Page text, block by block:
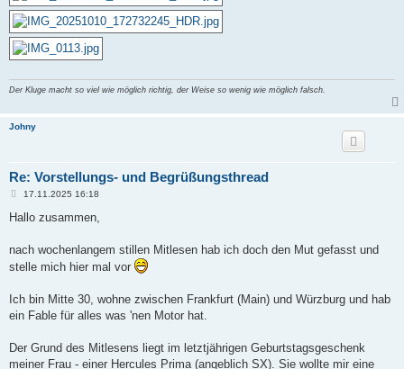
Der Kluge macht so viel wie möglich richtig, der Weise so wenig wie möglich falsch.
Johny
Re: Vorstellungs- und Begrüßungsthread
B
i
a
17.11.2025 16:18
Hallo zusammen,
nach wochenlangem stillen Mitlesen hab ich doch den Mut gefasst und
stelle mich hier mal vor
Ich bin Mitte 30, wohne zwischen Frankfurt (Main) und Würzburg und hab
ein Fable für alles was 'nen Motor hat.
Der Grund des Mitlesens liegt im letztjährigen Geburtstagsgeschenk
meiner Frau - einer Hercules Prima (angeblich SX). Sie wollte mir eine